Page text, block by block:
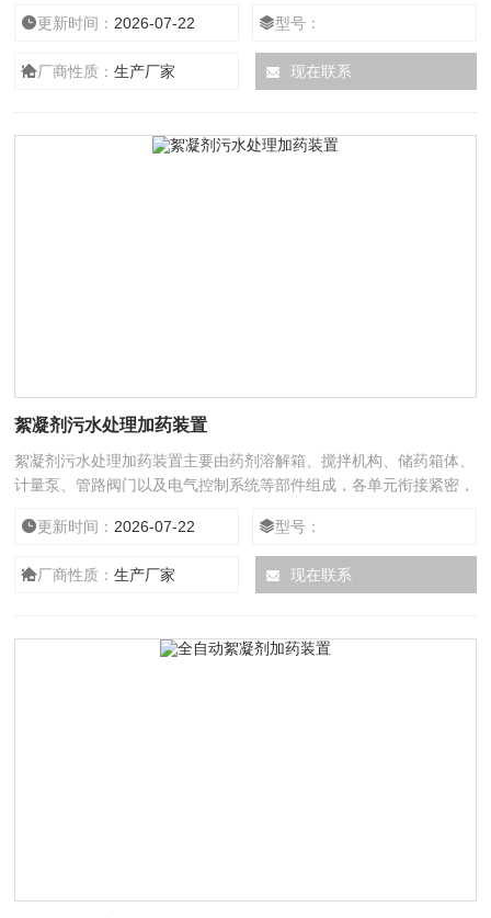
更新时间： 2026-07-22 型号：
厂商性质：生产厂家 现在联系
絮凝剂污水处理加药装置
絮凝剂污水处理加药装置主要由药剂溶解箱、搅拌机构、储药箱体、
计量泵、管路阀门以及电气控制系统等部件组成，各单元衔接紧密，
更新时间： 2026-07-22 型号：
厂商性质：生产厂家 现在联系